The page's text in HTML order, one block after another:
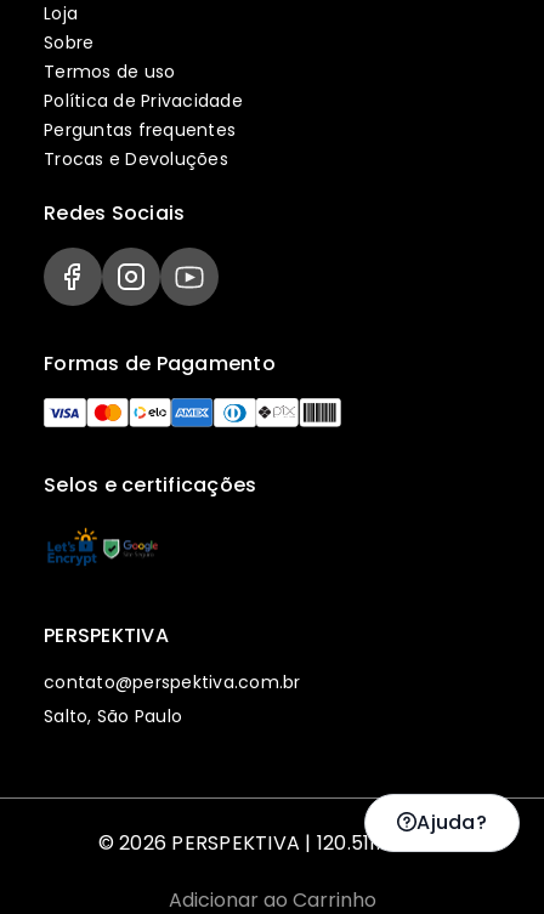
Adicionar ao Carrinho
Loja
Sobre
Termos de uso
Política de Privacidade
Perguntas frequentes
Trocas e Devoluções
Selos e certificações
Formas de Pagamento
Redes Sociais
PERSPEKTIVA
contato@perspektiva.com.br
Salto, São Paulo
© 2026 PERSPEKTIVA | 120.511.128-00
Ajuda?